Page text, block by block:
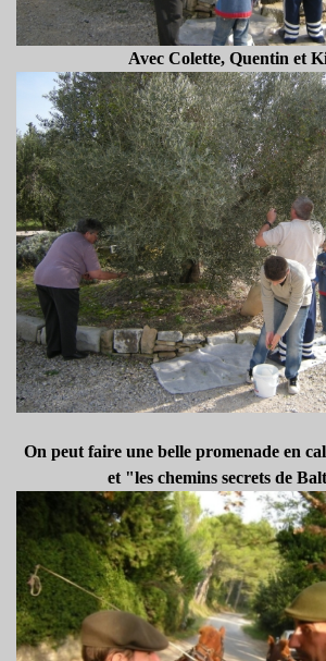
Avec Colette, Quentin et
On peut faire une belle promenade en
et "les chemins secrets de